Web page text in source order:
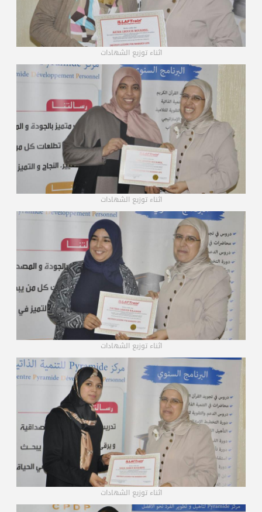
اثناء توزيع الشهادات
اثناء توزيع الشهادات
اثناء توزيع الشهادات
اثناء توزيع الشهادات